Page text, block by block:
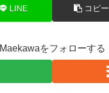
LINE コピー
Maekawaをフォローする